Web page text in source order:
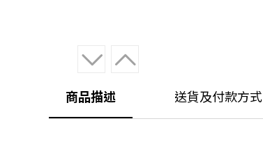
商品描述 送貨及付款方式